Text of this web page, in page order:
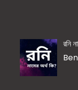
রনি